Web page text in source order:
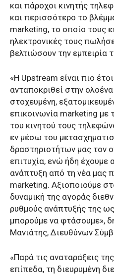
και πάροχοι κινητής
και περισσότερο το
marketing, το οποίο τους
ηλεκτρονικές τους
βελτιώσουν την εμπειρία
«Η Upstream είναι πιο
ανταποκριθεί στην
στοχευμένη,
επικοινωνία marketing
του κινητού τους
εν μέσω του
δραστηριοτήτων μας τον
επιτυχία, ενώ ήδη έχουμε
ανάπτυξη από τη νέα μας
marketing. Αξιοποιούμε
δυναμική της αγοράς
ρυθμούς ανάπτυξής της
μπορούμε να φτάσουμε»,
Μανιάτης, Διευθύνων
«Παρά τις αναταράξεις
επίπεδα, τη διευρυμένη